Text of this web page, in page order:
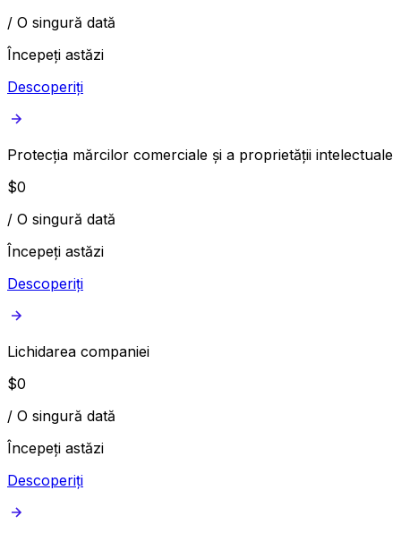
/ O singură dată
Începeți astăzi
Descoperiți
Protecția mărcilor comerciale și a proprietății intelectuale
$0
/ O singură dată
Începeți astăzi
Descoperiți
Lichidarea companiei
$0
/ O singură dată
Începeți astăzi
Descoperiți